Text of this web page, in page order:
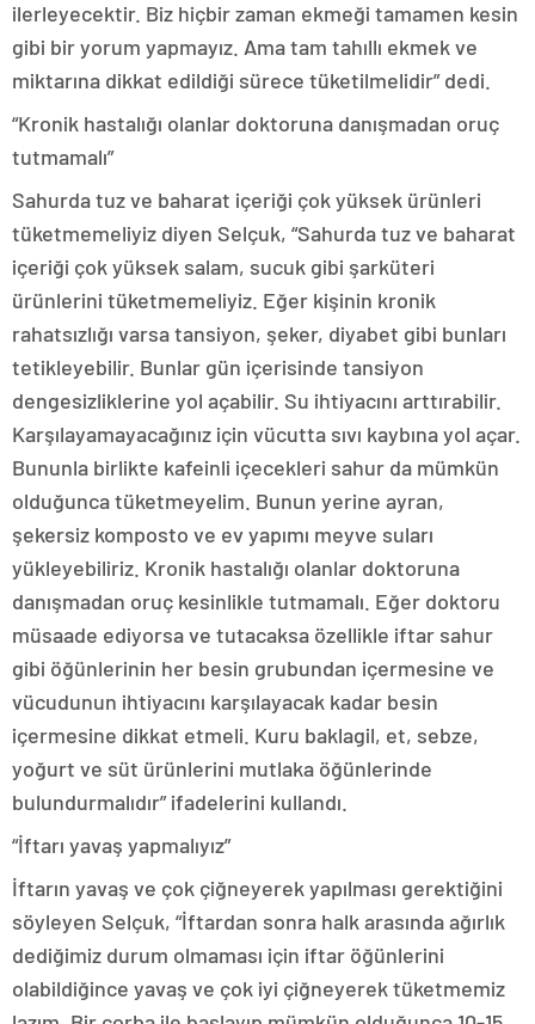
ilerleyecektir. Biz hiçbir zaman ekmeği tamamen kesin
gibi bir yorum yapmayız. Ama tam tahıllı ekmek ve
miktarına dikkat edildiği sürece tüketilmelidir” dedi.
“Kronik hastalığı olanlar doktoruna danışmadan oruç
tutmamalı”
Sahurda tuz ve baharat içeriği çok yüksek ürünleri
tüketmemeliyiz diyen Selçuk, “Sahurda tuz ve baharat
içeriği çok yüksek salam, sucuk gibi şarküteri
ürünlerini tüketmemeliyiz. Eğer kişinin kronik
rahatsızlığı varsa tansiyon, şeker, diyabet gibi bunları
tetikleyebilir. Bunlar gün içerisinde tansiyon
dengesizliklerine yol açabilir. Su ihtiyacını arttırabilir.
Karşılayamayacağınız için vücutta sıvı kaybına yol açar.
Bununla birlikte kafeinli içecekleri sahur da mümkün
olduğunca tüketmeyelim. Bunun yerine ayran,
şekersiz komposto ve ev yapımı meyve suları
yükleyebiliriz. Kronik hastalığı olanlar doktoruna
danışmadan oruç kesinlikle tutmamalı. Eğer doktoru
müsaade ediyorsa ve tutacaksa özellikle iftar sahur
gibi öğünlerinin her besin grubundan içermesine ve
vücudunun ihtiyacını karşılayacak kadar besin
içermesine dikkat etmeli. Kuru baklagil, et, sebze,
yoğurt ve süt ürünlerini mutlaka öğünlerinde
bulundurmalıdır” ifadelerini kullandı.
“İftarı yavaş yapmalıyız”
İftarın yavaş ve çok çiğneyerek yapılması gerektiğini
söyleyen Selçuk, “İftardan sonra halk arasında ağırlık
dediğimiz durum olmaması için iftar öğünlerini
olabildiğince yavaş ve çok iyi çiğneyerek tüketmemiz